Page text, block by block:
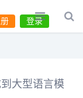
登录
大型语言模